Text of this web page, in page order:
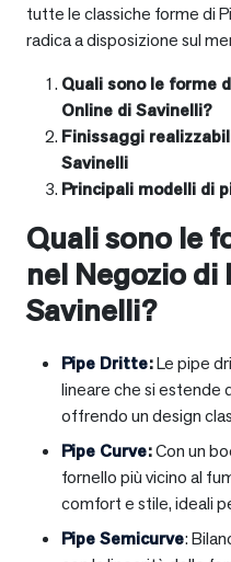
tutte le classiche forme di
radica a disposizione sul
Quali sono le forme
Online di Savinelli?
Finissaggi
Savinelli
Principali modelli di
Quali sono le
nel Negozio di
Savinelli?
Pipe Dritte:Le pipe
lineare che si estende
offrendo un design
Pipe Curve:Con un
fornello più vicino al
comfort e stile, ideali
Pipe Semicurve: